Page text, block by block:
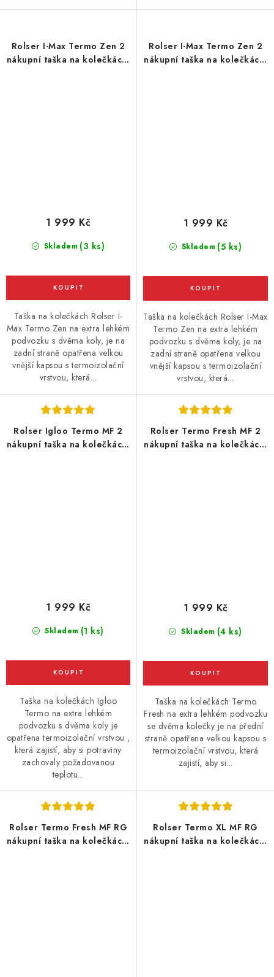
Rolser I-Max Termo Zen 2
nákupní taška na kolečkách,
Skladem (3 ks)
1 999 Kč
Taška na kolečkách Rolser I-
Max Termo Zen na extra lehkém
podvozku s dvěma koly, je na
zadní straně opatřena velkou
vnější kapsou s termoizolační
vrstvou, která...
Rolser I-Max Termo Zen 2
nákupní taška na kolečkách,
Skladem (5 ks)
1 999 Kč
Taška na kolečkách Rolser I-Max
Termo Zen na extra lehkém
podvozku s dvěma koly, je na
zadní straně opatřena velkou
vnější kapsou s termoizolační
vrstvou, která...
Rolser Igloo Termo MF 2
nákupní taška na kolečkách,
Skladem (1 ks)
1 999 Kč
Taška na kolečkách Igloo
Termo na extra lehkém
podvozku s dvěma koly je
opatřena termoizolační vrstvou ,
která zajistí, aby si potraviny
zachovaly požadovanou
teplotu...
Rolser Termo Fresh MF 2
nákupní taška na kolečkách,
Skladem (4 ks)
1 999 Kč
Taška na kolečkách Termo
Fresh na extra lehkém podvozku
se dvěma kolečky je na přední
straně opatřena velkou kapsou s
termoizolační vrstvou, která
zajistí, aby si...
Rolser Termo Fresh MF RG
nákupní taška na kolečkách,
Rolser Termo XL MF RG
nákupní taška na kolečkách,